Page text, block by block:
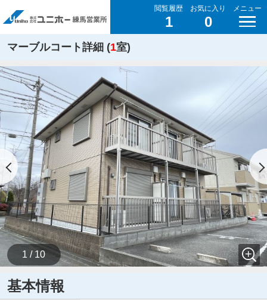
閲覧履歴
1
お気に入り
0
メニュー
マーブルコート詳細 (1室)
1 / 10
基本情報